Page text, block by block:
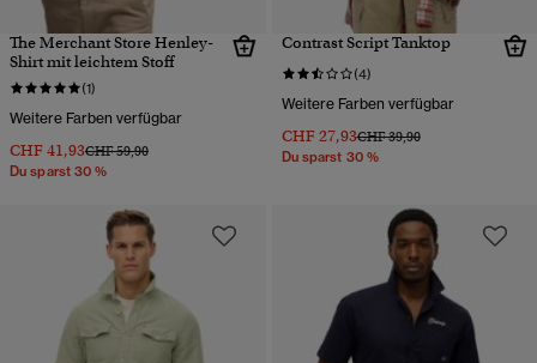
The Merchant Store Henley-
Shirt mit leichtem Stoff
(1)
Weitere Farben verfügbar
CHF 41,93Preis wurde reduziert von
CHF 59,90bis
Du sparst 30 %
Contrast Script Tanktop
(4)
Weitere Farben verfügbar
CHF 27,93Preis wurde reduziert von
CHF 39,90bis
Du sparst 30 %